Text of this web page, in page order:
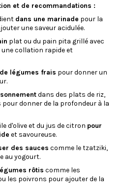
et de recommandations :
dans une marinade pour la
une saveur acidulée.
plat ou du pain pita grillé avec
une collation rapide et
légumes frais pour donner un
dans des plats de riz,
pour donner de la profondeur à la
d'olive et du jus de citron pour
et savoureuse.
des sauces comme le tzatziki,
au yogourt.
rôtis comme les
les poivrons pour ajouter de la